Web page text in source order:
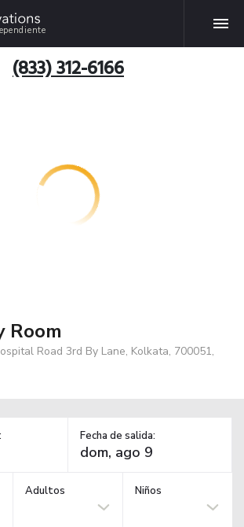
(833) 312-6166
Room
Road 3rd By Lane, Kolkata, 700051,
Fecha de salida:
Adultos Niños